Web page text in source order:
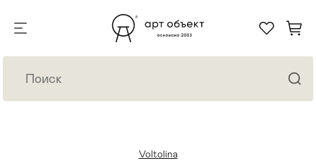
Voltolina